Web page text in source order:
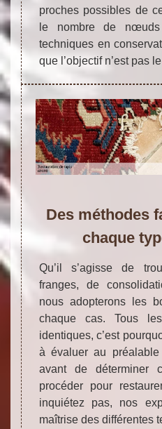
proches possibles de
le nombre de
techniques en
que l’objectif n’est pas
Des méthodes
chaque
Qu’il s’agisse de
franges, de
nous adopterons les
chaque cas. Tous
identiques, c’est
à évaluer au préalable
avant de déterminer
procéder pour
inquiétez pas, nos
maîtrise des différentes